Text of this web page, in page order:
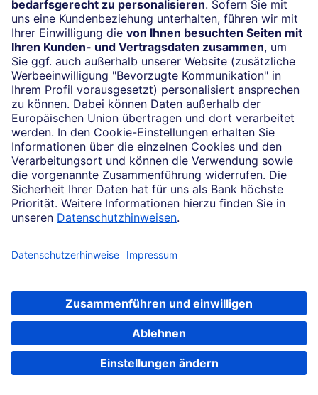
Termin vereinbaren
bieten. Mit ihnen wurde ein Rahmenwerk für
Investoren geschaffen, um ein nachhaltigeres
Finanzsystem zu entwickeln.
Screening
Screening unter bestimmten vorgegebenen
Nachhaltigkeitskriterien ist eine vergleichsweise
einfache Investment-Strategie unter nachhaltigen
Gesichtspunkten. Dabei bezeichnet „negatives
Screening” den Ausschluss oder eine Beschränkung
bestimmter Sektoren beziehungsweise Unternehmen
– etwa die Geldanlage in Waffen- und Tabakfirmen
„positivem Screening” wiederum ist das Investieren in
ausrichten, also beispielsweise Unternehmen im
Bereich der erneuerbaren Energien. Durch
Investments nach dem „Positiv-Screening“-Ansatz
haben Anleger die Möglichkeit, Unternehmen zu
stärken, die nachhaltig agieren.